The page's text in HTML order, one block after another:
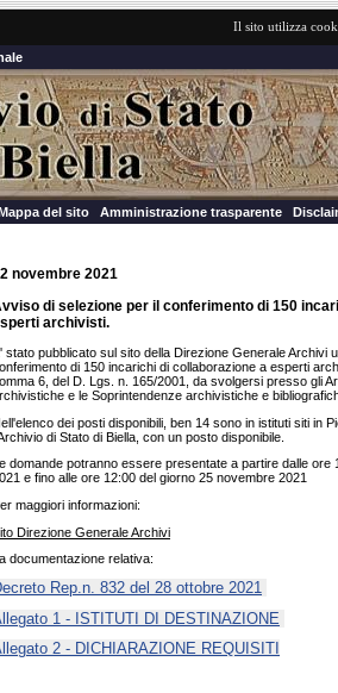
Il sito utilizza
del sito Amministrazione trasparente
novembre 2021
di selezione per il conferimento di 150
archivisti.
stato pubblicato sul sito della Direzione Generale Archivi
di 150 incarichi di collaborazione a esperti
6, del D. Lgs. n. 165/2001, da svolgersi presso gli
e le Soprintendenze archivistiche e
dei posti disponibili, ben 14 sono in istituti siti in
di Stato di Biella, con un posto disponibile.
Le domande potranno essere presentate a partire dalle
e fino alle ore 12:00 del giorno 25 novembre 2021
maggiori informazioni:
Direzione Generale Archivi
La documentazione relativa:
Rep.n. 832 del 28 ottobre 2021
1 - ISTITUTI DI DESTINAZIONE
2 - DICHIARAZIONE REQUISITI